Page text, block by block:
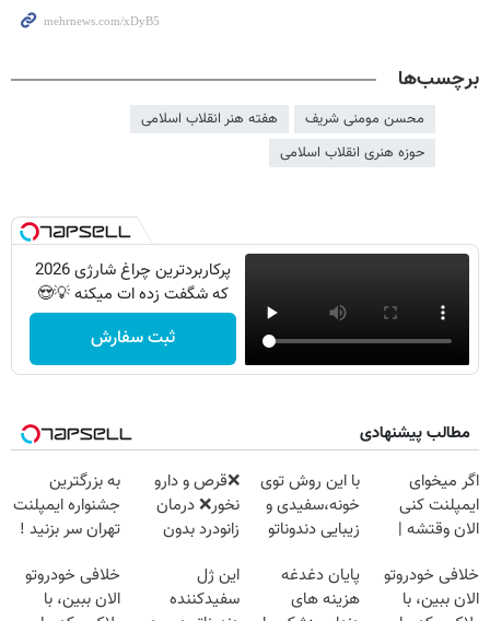
برچسب‌ها
محسن مومنی​ شریف
هفته هنر انقلاب اسلامی
حوزه هنری انقلاب اسلامی
پرکاربردترین چراغ شارژی 2026
که شگفت زده ات میکنه 💡😍
ثبت سفارش
مطالب پیشنهادی
اگر میخوای
ایمپلنت کنی
الان وقتشه |
میلیون تومان!!!
با این روش توی
خونه،سفیدی و
زیبایی دندوناتو
(40%off)
❌قرص‌ و دارو
نخور❌ درمان
زانودرد بدون
به بزرگترین
جشنواره ایمپلنت
تهران سر بزنید !
میلیون !
خلافی خودروتو
الان ببین، با
پایان دغدغه
هزینه های
این ژل
سفیدکننده
خلافی خودروتو
الان ببین، با